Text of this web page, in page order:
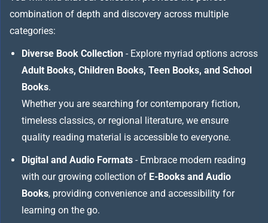
combination of depth and discovery across multiple
categories:
Diverse Book Collection - Explore myriad options across
Adult Books, Children Books, Teen Books, and School
Books.
Whether you are searching for contemporary fiction,
timeless classics, or regional literature, we ensure
quality reading material is accessible to everyone.
Digital and Audio Formats - Embrace modern reading
with our growing collection of E-Books and Audio
Books, providing convenience and accessibility for
learning on the go.